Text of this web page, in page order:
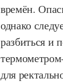
времён.
однако
разбиться и
для